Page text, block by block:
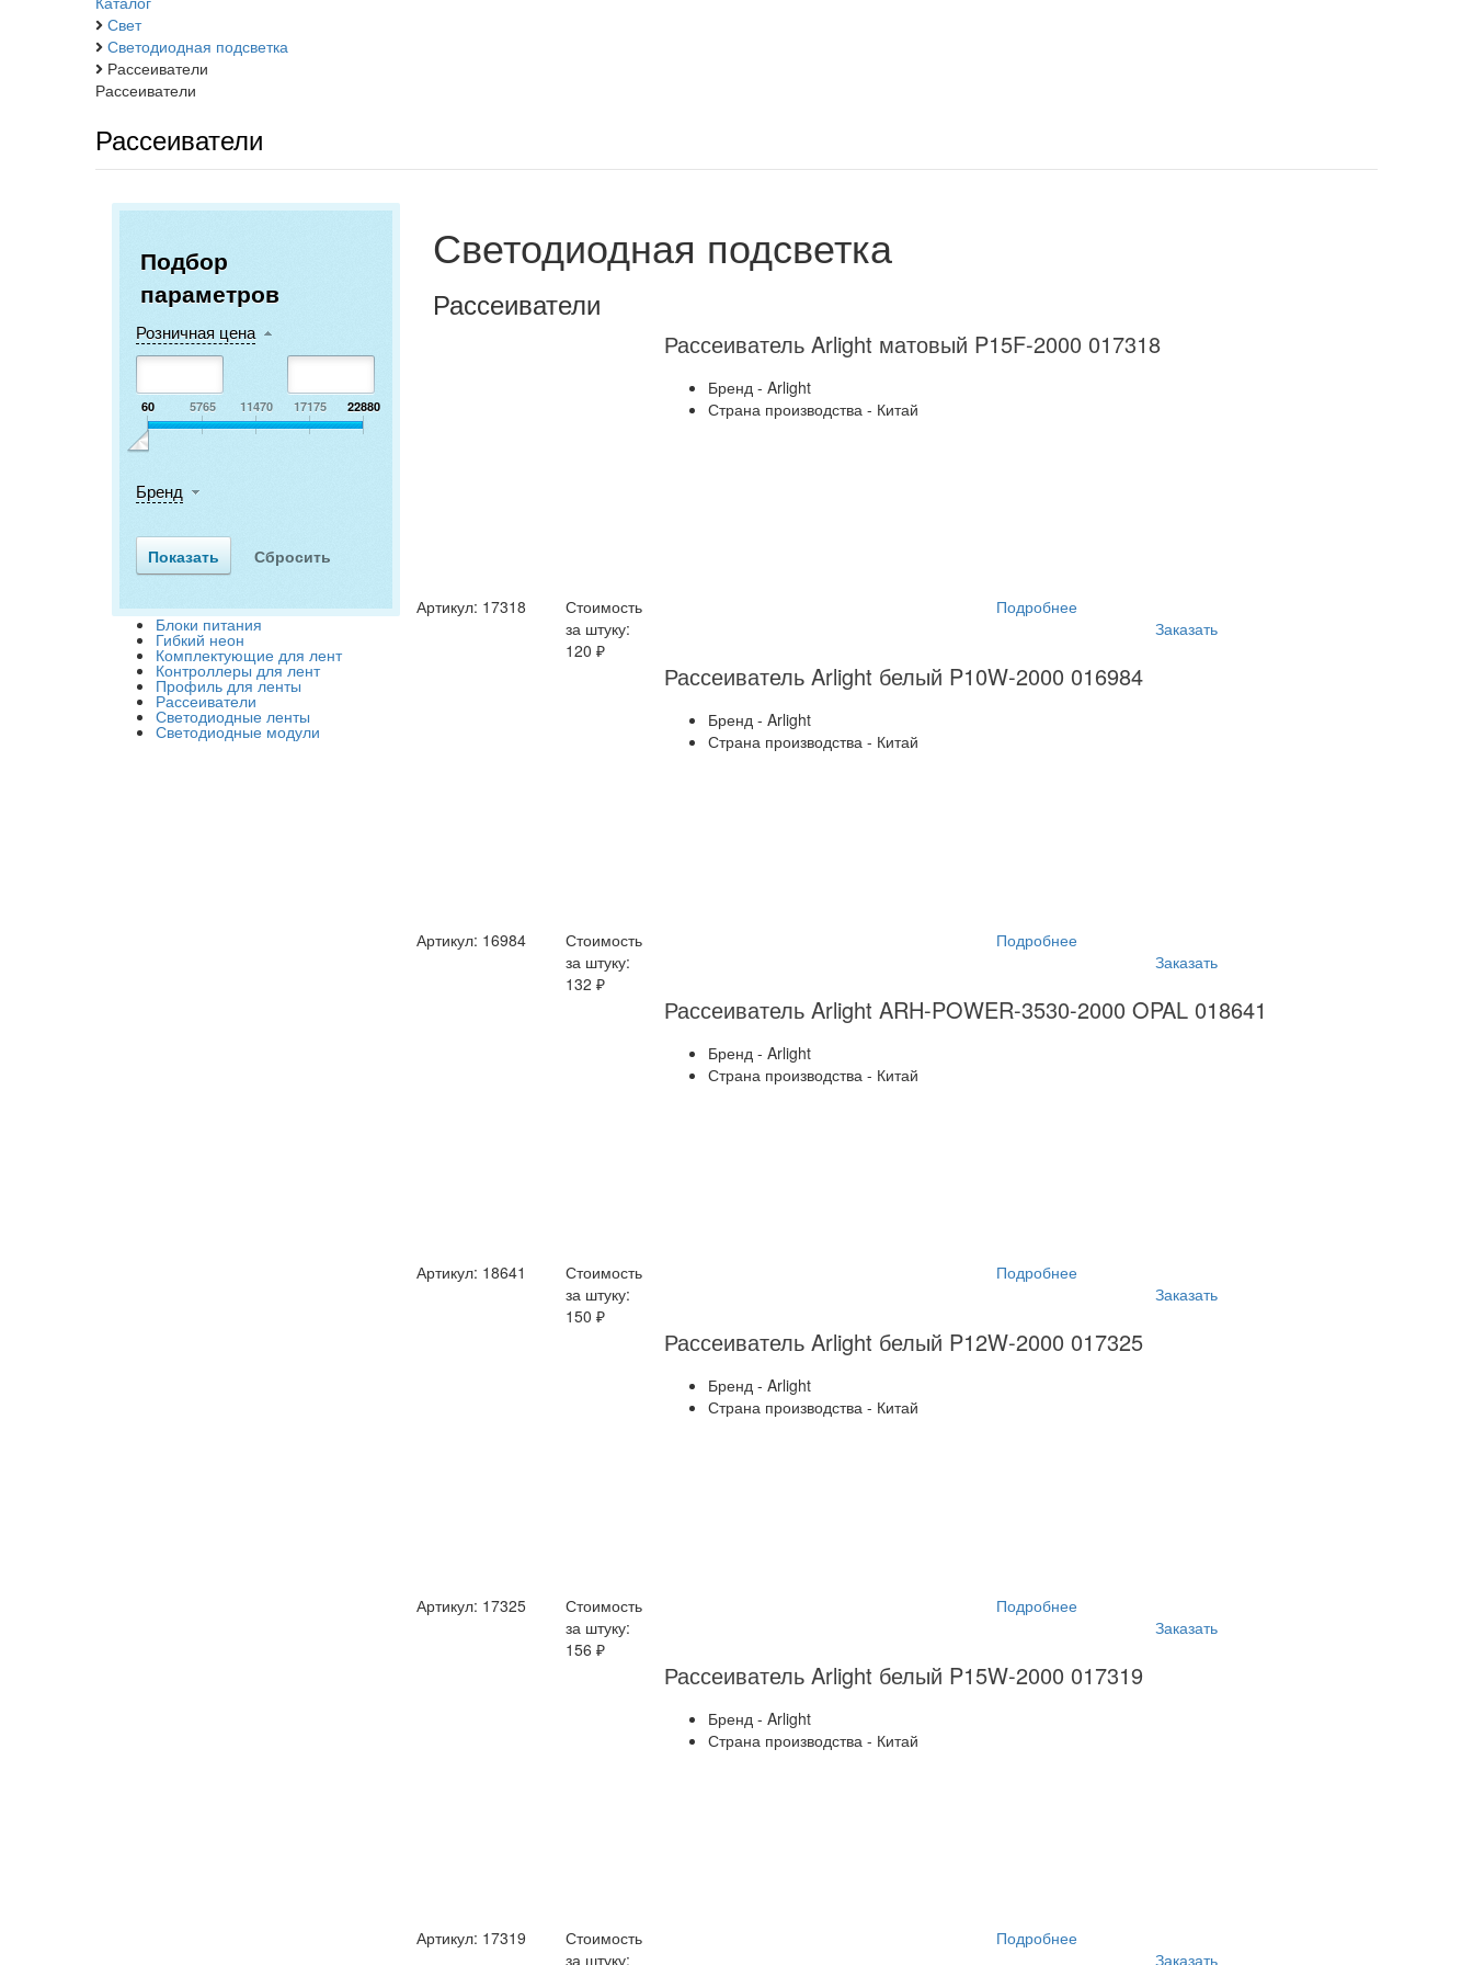
Свет
Светодиодная подсветка
Рассеиватели
Рассеиватели
Рассеиватели
Подбор
параметров
Розничная цена
60 5765 11470 17175 22880
Бренд
Блоки питания
Гибкий неон
Комплектующие для лент
Контроллеры для лент
Профиль для ленты
Рассеиватели
Светодиодные ленты
Светодиодные модули
Светодиодная подсветка
Рассеиватели
Рассеиватель Arlight матовый P15F-2000 017318
Бренд - Arlight
Страна производства - Китай
Артикул: 17318
Стоимость
за штуку:
120 ₽
Подробнее
Заказать
Рассеиватель Arlight белый P10W-2000 016984
Бренд - Arlight
Страна производства - Китай
Артикул: 16984
Стоимость
за штуку:
132 ₽
Подробнее
Заказать
Рассеиватель Arlight ARH-POWER-3530-2000 OPAL 018641
Бренд - Arlight
Страна производства - Китай
Артикул: 18641
Стоимость
за штуку:
150 ₽
Подробнее
Заказать
Рассеиватель Arlight белый P12W-2000 017325
Бренд - Arlight
Страна производства - Китай
Артикул: 17325
Стоимость
за штуку:
156 ₽
Подробнее
Заказать
Рассеиватель Arlight белый P15W-2000 017319
Бренд - Arlight
Страна производства - Китай
Артикул: 17319
Стоимость
за штуку:
Подробнее
Заказать